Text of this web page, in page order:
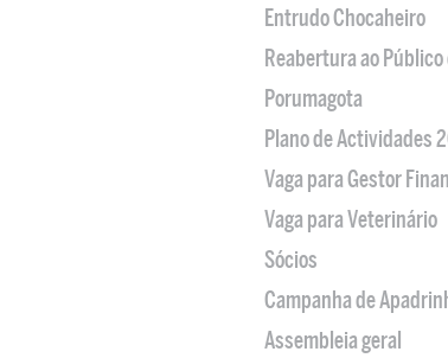
Entrudo Chocaheiro
Reabertura ao
Porumagota
Plano de Actividades
Vaga para Gestor
Vaga para Veterinário
Sócios
Campanha de
Assembleia geral